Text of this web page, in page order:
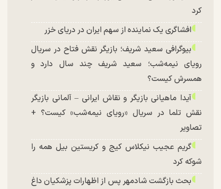
کرد
افشاگری یک نماینده از سهم ایران در دریای خزر
بیوگرافی سعید شریف؛ بازیگر نقش فتاح در سریال
رویای نیمه‌شب؛ سعید شریف چند سال دارد و
همسرش کیست؟
آیدا ماهیانی بازیگر و نقاش ایرانی – آلمانی بازیگر
نقش تلما در سریال «رویای نیمه‌شب» کیست؟ +
تصاویر
گریم عجیب نیکلاس کیج و کریستین بیل همه را
شوکه کرد
بحث بازگشت شادمهر پس از اظهارات پزشکیان داغ